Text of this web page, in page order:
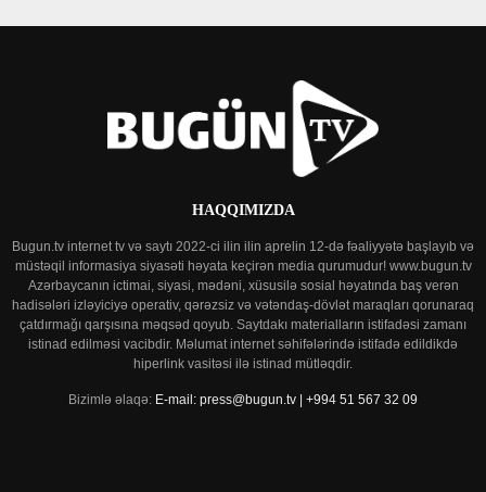
HAQQIMIZDA
Bugun.tv internet tv və saytı 2022-ci ilin ilin aprelin 12-də fəaliyyətə başlayıb və
müstəqil informasiya siyasəti həyata keçirən media qurumudur! www.bugun.tv
Azərbaycanın ictimai, siyasi, mədəni, xüsusilə sosial həyatında baş verən
hadisələri izləyiciyə operativ, qərəzsiz və vətəndaş-dövlət maraqları qorunaraq
çatdırmağı qarşısına məqsəd qoyub. Saytdakı materialların istifadəsi zamanı
istinad edilməsi vacibdir. Məlumat internet səhifələrində istifadə edildikdə
hiperlink vasitəsi ilə istinad mütləqdir.
Bizimlə əlaqə: E-mail: press@bugun.tv | +994 51 567 32 09